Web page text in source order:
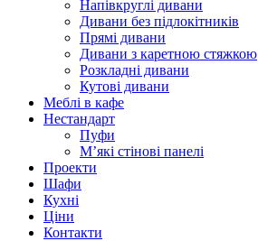
Напівкруглі дивани
Дивани без підлокітників
Прямі дивани
Дивани з каретною стяжкою
Розкладні дивани
Кутові дивани
Меблі в кафе
Нестандарт
Пуфи
М’які стінові панелі
Проекти
Шафи
Кухні
Ціни
Контакти